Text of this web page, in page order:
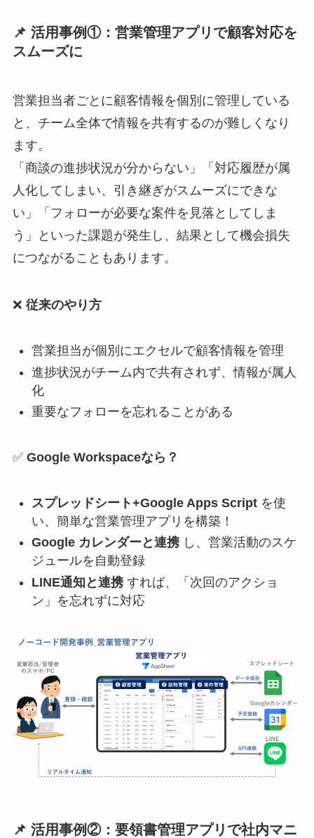
📌 活用事例①：営業管理アプリで顧客対応を
スムーズに
営業担当者ごとに顧客情報を個別に管理している
と、チーム全体で情報を共有するのが難しくなり
ます。
「商談の進捗状況が分からない」「対応履歴が属
人化してしまい、引き継ぎがスムーズにできな
い」「フォローが必要な案件を見落としてしま
う」といった課題が発生し、結果として機会損失
につながることもあります。
❌ 従来のやり方
営業担当が個別にエクセルで顧客情報を管理
進捗状況がチーム内で共有されず、情報が属人
化
重要なフォローを忘れることがある
✅ Google Workspaceなら？
スプレッドシート+Google Apps Scriptを使
い、簡単な営業管理アプリを構築！
Google カレンダーと連携し、営業活動のスケ
ジュールを自動登録
LINE通知と連携すれば、「次回のアクショ
ン」を忘れずに対応
📌 活用事例②：要領書管理アプリで社内マニ